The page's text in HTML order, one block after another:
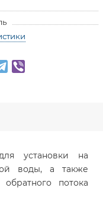
установки на
воды, а также
потока